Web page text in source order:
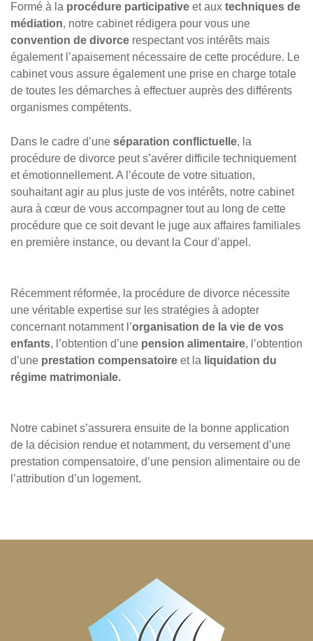
Formé à la procédure participative et aux techniques de
médiation, notre cabinet rédigera pour vous une
convention de divorce respectant vos intérêts mais
également l’apaisement nécessaire de cette procédure. Le
cabinet vous assure également une prise en charge totale
de toutes les démarches à effectuer auprès des différents
organismes compétents.
Dans le cadre d’une séparation conflictuelle, la
procédure de divorce peut s’avérer difficile techniquement
et émotionnellement. A l’écoute de votre situation,
souhaitant agir au plus juste de vos intérêts, notre cabinet
aura à cœur de vous accompagner tout au long de cette
procédure que ce soit devant le juge aux affaires familiales
en première instance, ou devant la Cour d’appel.
Récemment réformée, la procédure de divorce nécessite
une véritable expertise sur les stratégies à adopter
concernant notamment l’organisation de la vie de vos
enfants, l’obtention d’une pension alimentaire, l’obtention
d’une prestation compensatoire et la liquidation du
régime matrimoniale.
Notre cabinet s’assurera ensuite de la bonne application
de la décision rendue et notamment, du versement d’une
prestation compensatoire, d’une pension alimentaire ou de
l’attribution d’un logement.